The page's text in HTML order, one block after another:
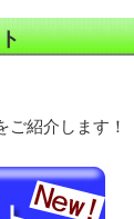
ご紹介します！